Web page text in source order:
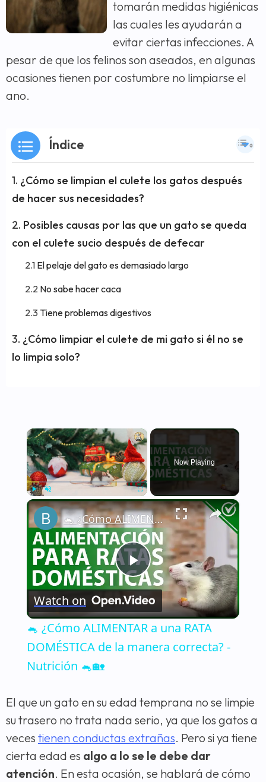
tomarán medidas higiénicas
las cuales les ayudarán a
evitar ciertas infecciones. A
pesar de que los felinos son aseados, en algunas
ocasiones tienen por costumbre no limpiarse el
ano.
Índice
¿Cómo se limpian el culete los gatos después
de hacer sus necesidades?
Posibles causas por las que un gato se queda
con el culete sucio después de defecar
El pelaje del gato es demasiado largo
No sabe hacer caca
Tiene problemas digestivos
¿Cómo limpiar el culete de mi gato si él no se
lo limpia solo?
×
Play Unmute Fullscreen
Now Playing
×
Play
Video
🐁 ¿Cómo ALIMENTAR a una RATA DOMÉSTICA de la manera correcta? - Nutrición 🐁🏡
Watch on
🐁 ¿Cómo ALIMENTAR a una RATA
DOMÉSTICA de la manera correcta? -
Nutrición 🐁🏡
El que un gato en su edad temprana no se limpie
su trasero no trata nada serio, ya que los gatos a
veces tienen conductas extrañas. Pero si ya tiene
cierta edad es algo a lo se le debe dar
atención. En esta ocasión, se hablará de cómo